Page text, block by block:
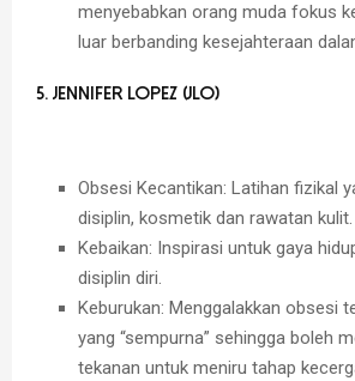
menyebabkan orang muda fokus
luar berbanding kesejahteraan
5. Jennifer Lopez (JLo)
Obsesi Kecantikan: Latihan fizikal
disiplin, kosmetik dan rawatan kulit.
Kebaikan: Inspirasi untuk gaya
disiplin diri.
Keburukan: Menggalakkan obsesi
yang “sempurna” sehingga boleh
tekanan untuk meniru tahap